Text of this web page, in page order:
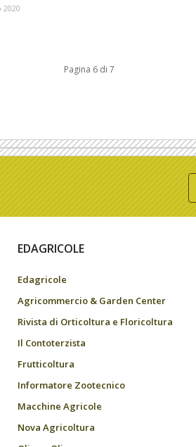
2020
Pagina 6 di 7
EDAGRICOLE
Edagricole
Agricommercio & Garden Center
Rivista di Orticoltura e Floricoltura
Il Contoterzista
Frutticoltura
Informatore Zootecnico
Macchine Agricole
Nova Agricoltura